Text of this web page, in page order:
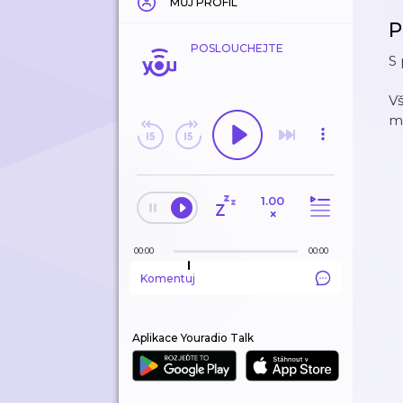
POSLOUCHEJTE
1.00
×
00:00 00:00
Komentuj
Aplikace Youradio Talk
S